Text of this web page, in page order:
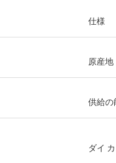
仕様
原産地
供給の
ダイ